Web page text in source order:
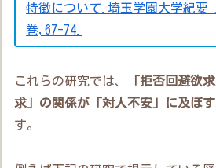
特徴について.埼玉学園大学紀要
巻,67-74.
これらの研究では、
「拒否回避欲
求」の関係が「対人不安」に及ぼ
す。